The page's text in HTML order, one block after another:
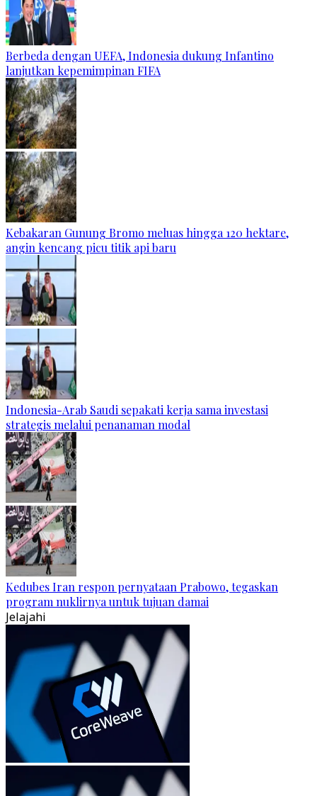
Berbeda dengan UEFA, Indonesia dukung Infantino
lanjutkan kepemimpinan FIFA
Kebakaran Gunung Bromo meluas hingga 120 hektare,
angin kencang picu titik api baru
Indonesia-Arab Saudi sepakati kerja sama investasi
strategis melalui penanaman modal
Kedubes Iran respon pernyataan Prabowo, tegaskan
program nuklirnya untuk tujuan damai
Jelajahi